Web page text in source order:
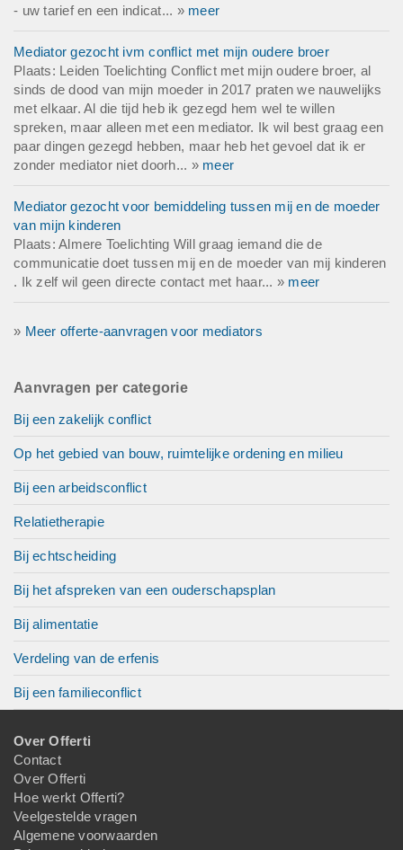
- uw tarief en een indicat... » meer
Mediator gezocht ivm conflict met mijn oudere broer
Plaats: Leiden Toelichting Conflict met mijn oudere broer, al
sinds de dood van mijn moeder in 2017 praten we nauwelijks
met elkaar. Al die tijd heb ik gezegd hem wel te willen
spreken, maar alleen met een mediator. Ik wil best graag een
paar dingen gezegd hebben, maar heb het gevoel dat ik er
zonder mediator niet doorh... » meer
Mediator gezocht voor bemiddeling tussen mij en de moeder
van mijn kinderen
Plaats: Almere Toelichting Will graag iemand die de
communicatie doet tussen mij en de moeder van mij kinderen
. Ik zelf wil geen directe contact met haar... » meer
» Meer offerte-aanvragen voor mediators
Aanvragen per categorie
Bij een zakelijk conflict
Op het gebied van bouw, ruimtelijke ordening en milieu
Bij een arbeidsconflict
Relatietherapie
Bij echtscheiding
Bij het afspreken van een ouderschapsplan
Bij alimentatie
Verdeling van de erfenis
Bij een familieconflict
Over Offerti
Contact
Over Offerti
Hoe werkt Offerti?
Veelgestelde vragen
Algemene voorwaarden